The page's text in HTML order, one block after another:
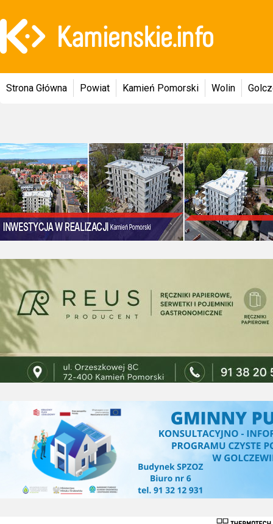
Strona Główna Powiat Kamień Pomorski Wolin